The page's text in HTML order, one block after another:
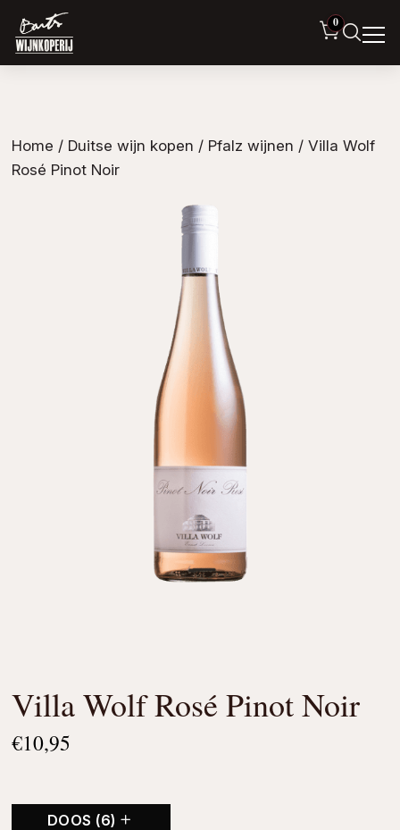
0
Home / Duitse wijn kopen / Pfalz wijnen / Villa Wolf
Rosé Pinot Noir
Villa Wolf Rosé Pinot Noir
€10,95
DOOS (6)